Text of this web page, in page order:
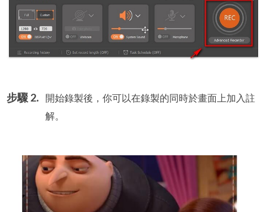
步驟 2.
開始錄製後，你可以在錄製的同時於畫面上加入註
解。